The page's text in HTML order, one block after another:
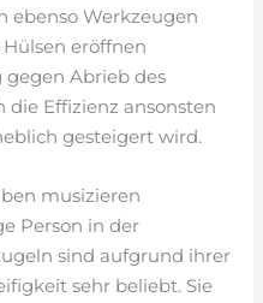
ebenso Werkzeugen
eröffnen
Abrieb des
die Effizienz ansonsten
gesteigert wird.
musizieren
Person in der
sind aufgrund ihrer
sehr beliebt. Sie